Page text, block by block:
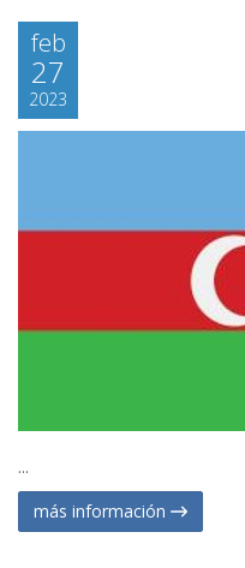
feb
27
2023
...
más información